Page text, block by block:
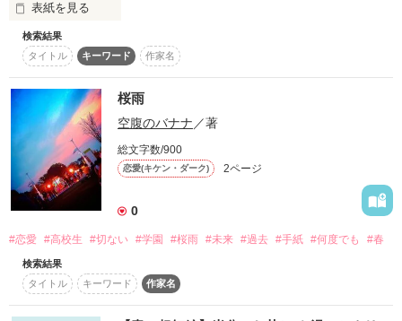
表紙を見る
マスコットキャラクターから中の人が脱出する話
検索結果
タイトル
キーワード 作家名
桜雨
空腹のバナナ／著
総文字数/900
恋愛(キケン・ダーク) 2ページ
0
#恋愛 #高校生 #切ない #学園 #桜雨 #未来 #過去 #手紙 #何度でも #春
検索結果
タイトル
キーワード 作家名